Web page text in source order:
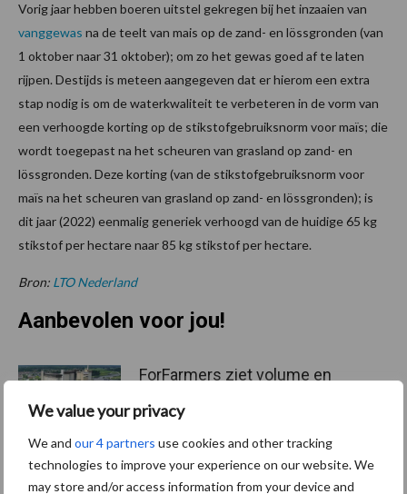
We value your privacy
We and our 4 partners use cookies and other tracking
technologies to improve your experience on our website. We
may store and/or access information from your device and
Vorig jaar hebben boeren uitstel gekregen bij het inzaaien van
vanggewas na de teelt van mais op de zand- en lössgronden (van
1 oktober naar 31 oktober); om zo het gewas goed af te laten
rijpen. Destijds is meteen aangegeven dat er hierom een extra
stap nodig is om de waterkwaliteit te verbeteren in de vorm van
een verhoogde korting op de stikstofgebruiksnorm voor maïs; die
wordt toegepast na het scheuren van grasland op zand- en
lössgronden. Deze korting (van de stikstofgebruiksnorm voor
maïs na het scheuren van grasland op zand- en lössgronden); is
dit jaar (2022) eenmalig generiek verhoogd van de huidige 65 kg
stikstof per hectare naar 85 kg stikstof per hectare.
Bron: LTO Nederland
Aanbevolen voor jou!
ForFarmers ziet volume en
krimpende Nederlandse